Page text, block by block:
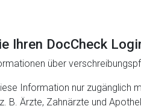
Ihren DocCheck
über
Information nur zugänglich
B. Ärzte, Zahnärzte und
der externen Web-Seite